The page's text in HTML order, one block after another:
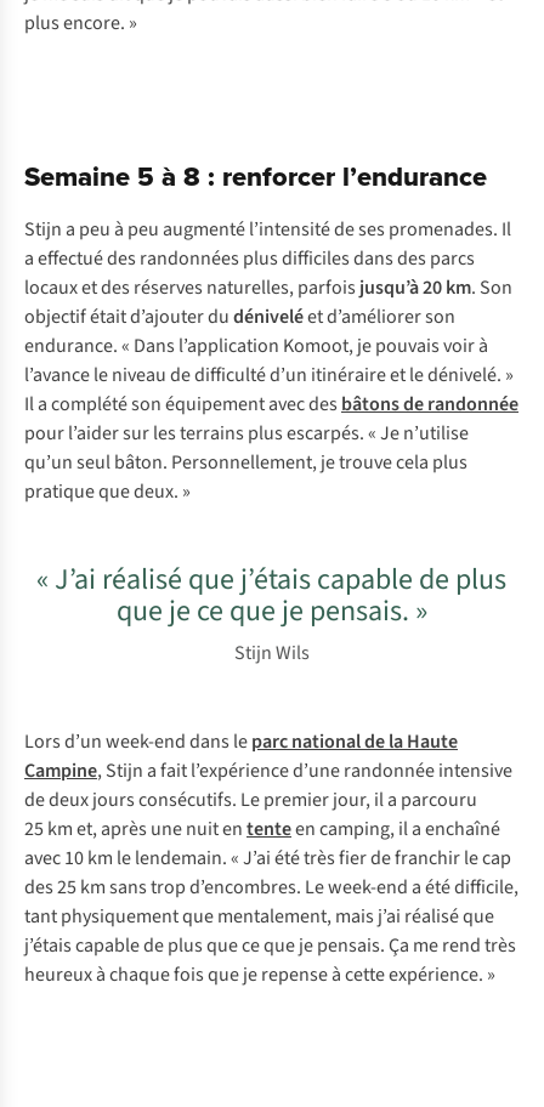
plusencore. »
Semaine 5 à 8 : renforcer l’endurance
Stijn a peu à peu augmenté l’intensité de ses promenades. Il
a effectué des randonnées plus difficiles dans des parcs
locaux et des réserves naturelles, parfois jusqu’à 20 km. Son
objectif était d’ajouter dudéniveléet d’améliorer son
endurance. « Dans l’application Komoot, je pouvais voir à
l’avance le niveau de difficulté d’un itinéraire et le dénivelé. »
Il a complété son équipement avec des bâtons de randonnée
pour l’aider sur les terrains plus escarpés. « Je n’utilise
qu’un seul bâton. Personnellement, je trouve cela plus
pratique que deux. »
« J’ai réalisé que j’étais capable de plus
que je ce que je pensais. »
Stijn Wils
Lors d’un week-end dans leparc national de la Haute
Campine, Stijn a fait l’expérience d’une randonnée intensive
de deux jours consécutifs. Le premier jour, il a parcouru
25 km et, après une nuit ententeen camping, il a enchaîné
avec 10 km le lendemain. « J’ai été très fier de franchir le cap
des 25 km sans trop d’encombres. Le week-end a été difficile,
tant physiquement que mentalement, mais j’ai réalisé que
j’étais capable de plus que ce que je pensais. Ça me rend très
heureux à chaque fois que je repense à cette expérience. »